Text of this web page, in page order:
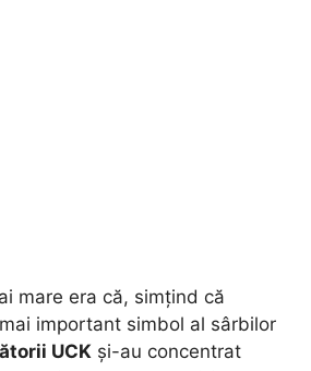
mare era că, simțind că
important simbol al sârbilor
UCK și-au concentrat